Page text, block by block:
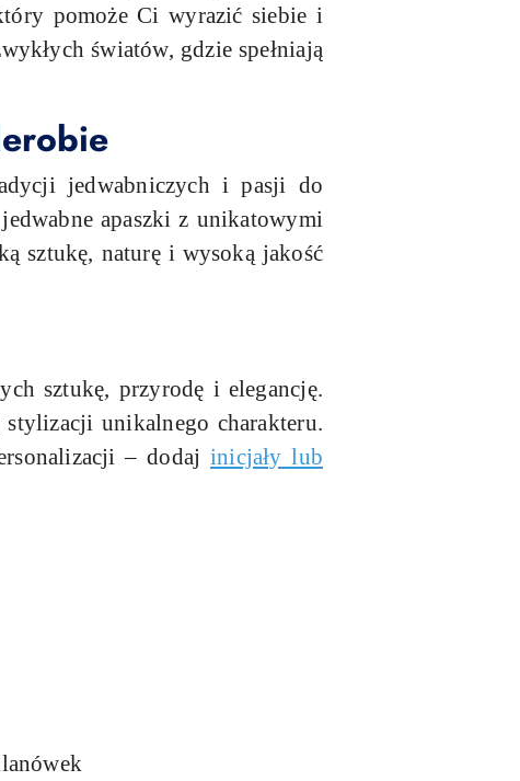
pomoże Ci wyrazić siebie i
światów, gdzie spełniają
jedwabniczych i pasji do
apaszki z unikatowymi
sztukę, naturę i wysoką jakość
sztukę, przyrodę i elegancję.
unikalnego charakteru.
– dodaj inicjały lub